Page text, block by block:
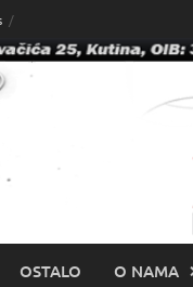
OSTALO O NAMA